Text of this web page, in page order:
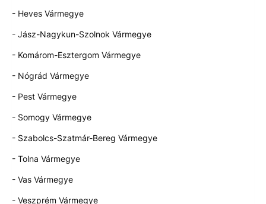
- Heves Vármegye
- Jász-Nagykun-Szolnok Vármegye
- Komárom-Esztergom Vármegye
- Nógrád Vármegye
- Pest Vármegye
- Somogy Vármegye
- Szabolcs-Szatmár-Bereg Vármegye
- Tolna Vármegye
- Vas Vármegye
- Veszprém Vármegye